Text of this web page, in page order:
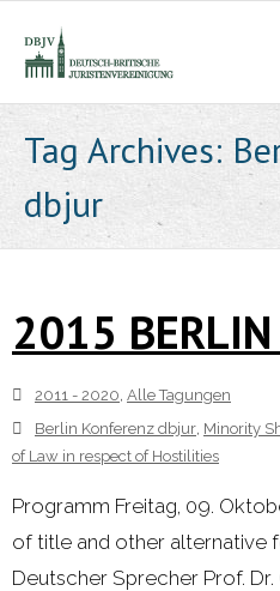
- Der Vorstand
- Über Uns
- Ziele
Alle Tagungen
- 2011 - 2020
Tag Archives:
dbjur
2015 BERLIN
2011 - 2020, Alle Tagungen
Berlin Konferenz dbjur, Minority
of Law in respect of Hostilities
Programm Freitag, 09.
of title and other alternative
Deutscher Sprecher Prof. Dr.